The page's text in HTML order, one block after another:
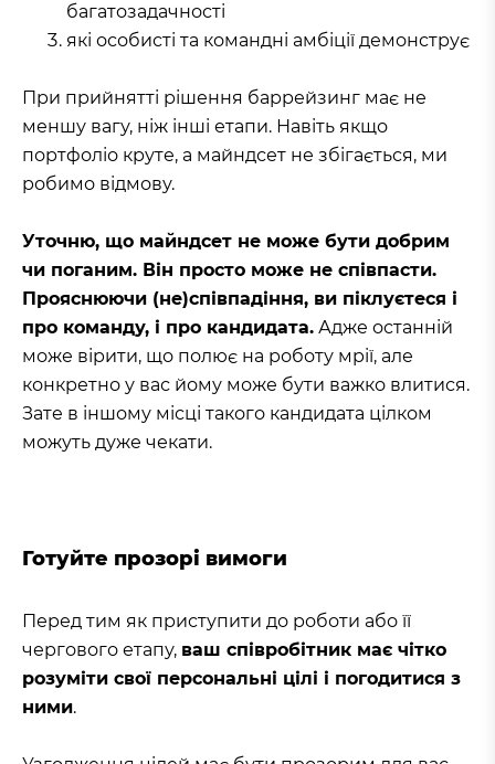
багатозадачності
які особисті та командні амбіції демонструє
При прийнятті рішення баррейзинг має не
меншу вагу, ніж інші етапи. Навіть якщо
портфоліо круте, а майндсет не збігається, ми
робимо відмову.
Уточню, що майндсет не може бути добрим
чи поганим. Він просто може не співпасти.
Прояснюючи (не)співпадіння, ви піклуєтеся і
про команду, і про кандидата. Адже останній
може вірити, що полює на роботу мрії, але
конкретно у вас йому може бути важко влитися.
Зате в іншому місці такого кандидата цілком
можуть дуже чекати.
Готуйте прозорі вимоги
Перед тим як приступити до роботи або її
чергового етапу, ваш співробітник має чітко
розуміти свої персональні цілі і погодитися з
ними.